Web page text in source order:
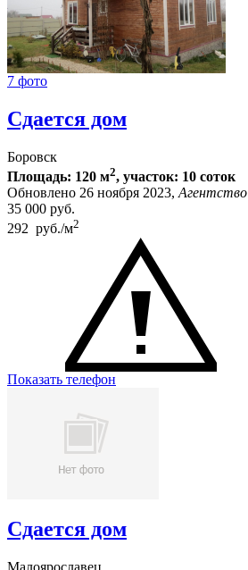
7 фото
Сдается дом
Боровск
Площадь: 120 м2, участок: 10 соток
Обновлено 26 ноября 2023,Агентство
35 000 руб.
292 руб./м2
Показать телефон
Сдается дом
Малоярославец